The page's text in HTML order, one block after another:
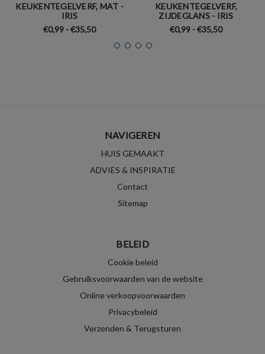
KEUKENTEGELVERF, MAT -
IRIS
€0,99 - €35,50
KEUKENTEGELVERF,
ZIJDEGLANS - IRIS
€0,99 - €35,50
NAVIGEREN
HUIS GEMAAKT
ADVIES & INSPIRATIE
Contact
Sitemap
BELEID
Cookie beleid
Gebruiksvoorwaarden van de website
Online verkoopvoorwaarden
Privacybeleid
Verzenden & Terugsturen